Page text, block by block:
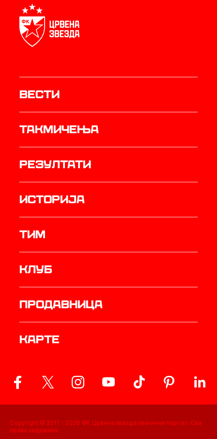
Вести
Такмичења
резултати
историја
ТИМ
Клуб
продавница
Карте
Copyright © 2011 - 2026 ФК Црвена звезда званични портал. Сва
права задржана.